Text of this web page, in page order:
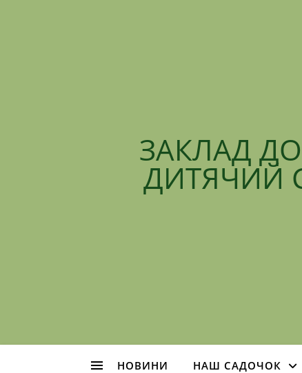
ЗАКЛАД
ДИТЯЧИЙ
НОВИНИ НАШ САДОЧОК